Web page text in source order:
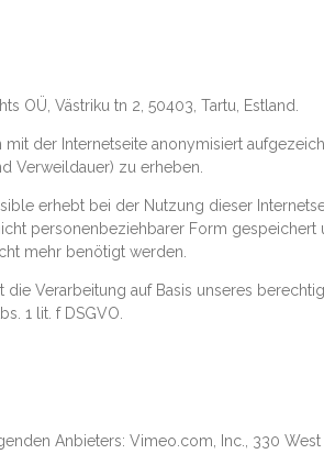
OÜ, Västriku tn 2, 50403, Tartu, Estland.
der Internetseite anonymisiert
Verweildauer) zu erheben.
erhebt bei der Nutzung dieser
personenbeziehbarer Form gespeichert
mehr benötigt werden.
Verarbeitung auf Basis unseres
1 lit. f DSGVO.
Anbieters: Vimeo.com, Inc., 330 West